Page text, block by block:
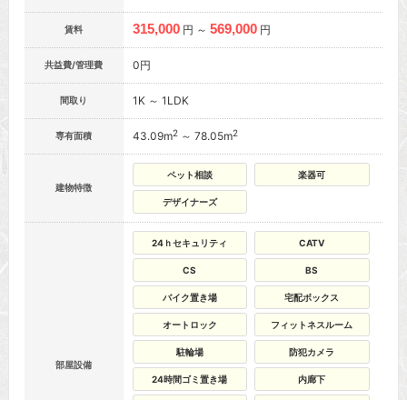
賃料 315,000 円 ～ 569,000 円
共益費/管理費 0円
間取り 1K ～ 1LDK
専有面積 43.09m2～ 78.05m2
建物特徴
ペット相談 楽器可
デザイナーズ
部屋設備
24ｈセキュリティ CATV
CS BS
バイク置き場 宅配ボックス
オートロック フィットネスルーム
駐輪場 防犯カメラ
24時間ゴミ置き場 内廊下